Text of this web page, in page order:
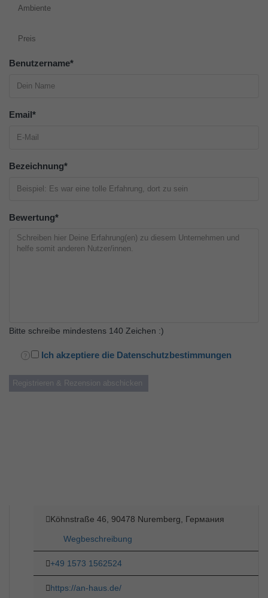
Ambiente
Preis
Benutzername*
Email*
Bezeichnung*
Bewertung*
Bitte schreibe mindestens 140 Zeichen :)
Ich akzeptiere die Datenschutzbestimmungen
Köhnstraße 46, 90478 Nuremberg, Германия
Wegbeschreibung
+49 1573 1562524
https://an-haus.de/